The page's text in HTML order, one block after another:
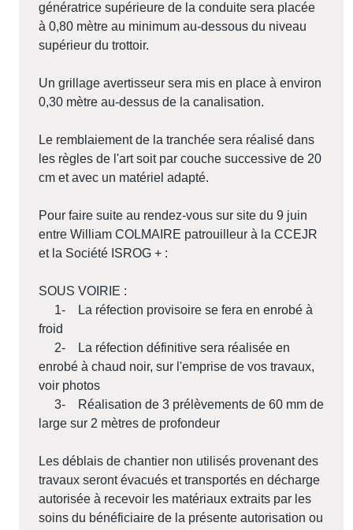
génératrice supérieure de la conduite sera placée
à 0,80 mètre au minimum au-dessous du niveau
supérieur du trottoir.
Un grillage avertisseur sera mis en place à environ
0,30 mètre au-dessus de la canalisation.
Le remblaiement de la tranchée sera réalisé dans
les règles de l'art soit par couche successive de 20
cm et avec un matériel adapté.
Pour faire suite au rendez-vous sur site du 9 juin
entre William COLMAIRE patrouilleur à la CCEJR
et la Société ISROG + :
SOUS VOIRIE :
1- La réfection provisoire se fera en enrobé à
froid
2- La réfection définitive sera réalisée en
enrobé à chaud noir, sur l'emprise de vos travaux,
voir photos
3- Réalisation de 3 prélèvements de 60 mm de
large sur 2 mètres de profondeur
Les déblais de chantier non utilisés provenant des
travaux seront évacués et transportés en décharge
autorisée à recevoir les matériaux extraits par les
soins du bénéficiaire de la présente autorisation ou